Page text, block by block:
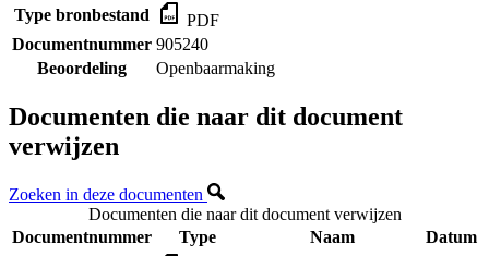
Type bronbestand
PDF
Documentnummer 905240
Beoordeling
Openbaarmaking
Documenten die naar dit document
verwijzen
Zoeken in deze documenten
Documenten die naar dit document verwijzen
Documentnummer
Type Naam Datum